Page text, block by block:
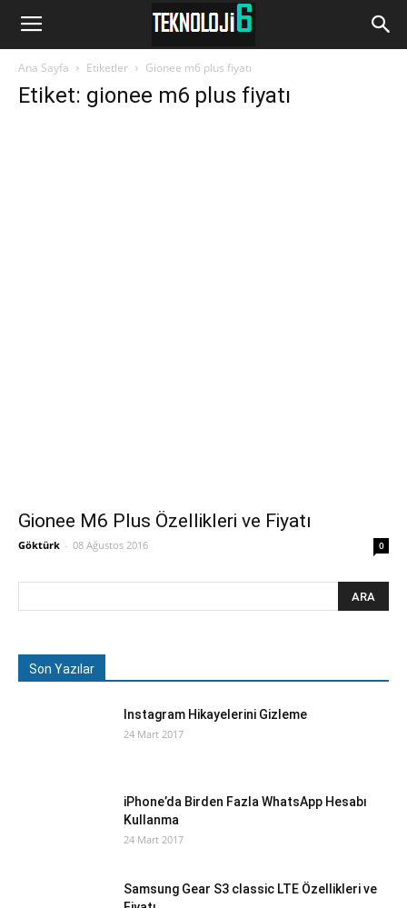
www.Teknoloji6.com
Ana Sayfa Etiketler Gionee m6 plus fiyatı
Etiket: gionee m6 plus fiyatı
Gionee M6 Plus Özellikleri ve Fiyatı
Göktürk - 08 Ağustos 2016 0
Son Yazılar
Instagram Hikayelerini Gizleme
24 Mart 2017
iPhone’da Birden Fazla WhatsApp Hesabı
Kullanma
24 Mart 2017
Samsung Gear S3 classic LTE Özellikleri ve